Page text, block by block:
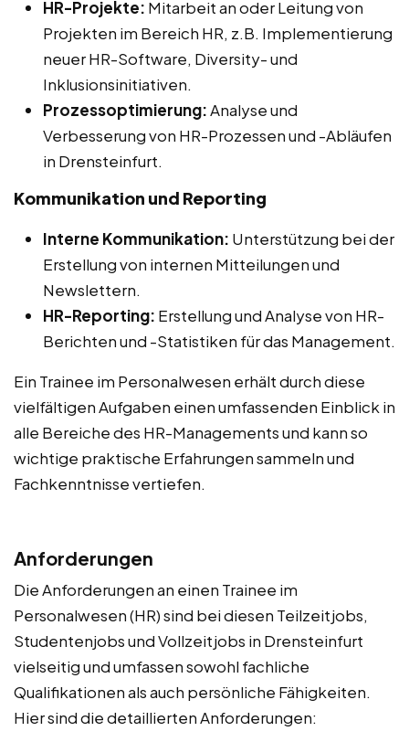
HR-Projekte: Mitarbeit an oder Leitung von
Projekten im Bereich HR, z.B. Implementierung
neuer HR-Software, Diversity- und
Inklusionsinitiativen.
Prozessoptimierung:Analyse und
Verbesserung von HR-Prozessen und -Abläufen
in Drensteinfurt.
Kommunikation und Reporting
Interne Kommunikation: Unterstützung bei der
Erstellung von internen Mitteilungen und
Newslettern.
HR-Reporting: Erstellung und Analyse von HR-
Berichten und -Statistiken für das Management.
Ein Trainee im Personalwesen erhält durch diese
vielfältigen Aufgaben einen umfassenden Einblick in
alle Bereiche des HR-Managements und kann so
wichtige praktische Erfahrungen sammeln und
Fachkenntnisse vertiefen.
Anforderungen
Die Anforderungen an einen Trainee im
Personalwesen (HR) sind bei diesen Teilzeitjobs,
Studentenjobs und Vollzeitjobs in Drensteinfurt
vielseitig und umfassen sowohl fachliche
Qualifikationen als auch persönliche Fähigkeiten.
Hier sind die detaillierten Anforderungen: